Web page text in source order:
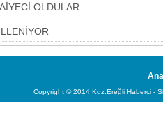
OLDULAR
Copyright © 2014 Kdz.Ereğli Haberci -